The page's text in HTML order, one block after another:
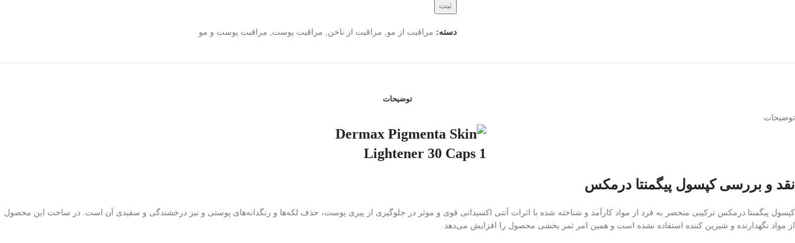
ثبت
دسته: مراقبت از مو مراقبت از ناخن مراقبت پوست مراقبت پوست و مو
توضیحات
توضیحات
نقد و بررسی کپسول پیگمنتا درمکس
کپسول پیگمنتا درمکس ترکیبی منحصر به فرد از مواد کارآمد و شناخته شده با اثرات آنتی اکسیدانی قوی و موثر در جلوگیری از پیری پوست، حذف لکه‌ها و رنگدانه‌های پوستی و نیز درخشندگی و سفیدی آن است. در ساخت این محصول
از مواد نگهدارنده و شیرین کننده استفاده نشده است و همین امر ثمر بخشی محصول را افزایش می‌دهد.